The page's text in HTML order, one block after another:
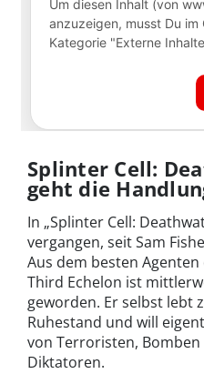
Splinter Cell:
geht die
In „Splinter Cell:
vergangen, seit Sam
Aus dem besten
Third Echelon ist
geworden. Er selbst lebt
Ruhestand und will
von Terroristen,
Diktatoren.